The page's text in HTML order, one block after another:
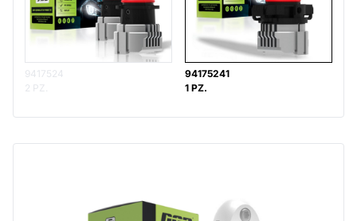
9417524
2 PZ.
94175241
1 PZ.